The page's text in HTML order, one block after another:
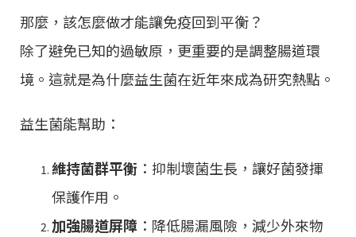
那麼，該怎麼做才能讓免疫回到平衡？
除了避免已知的過敏原，更重要的是調整腸道環
境。這就是為什麼益生菌在近年來成為研究熱點。
益生菌能幫助：
維持菌群平衡 ：抑制壞菌生長，讓好菌發揮
保護作用。
加強腸道屏障 ：降低腸漏風險，減少外來物